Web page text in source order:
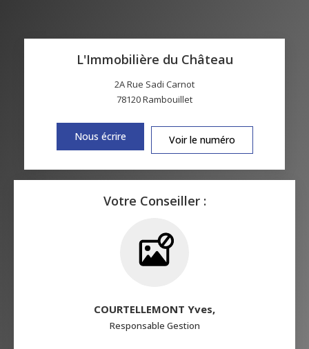
L'Immobilière du Château
2A Rue Sadi Carnot
78120Rambouillet
Nous écrire Voir le numéro
Votre Conseiller :
COURTELLEMONT Yves,
Responsable Gestion